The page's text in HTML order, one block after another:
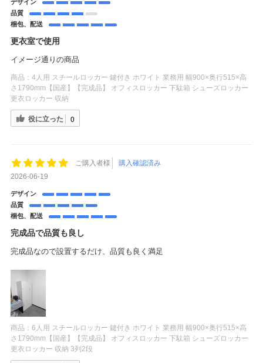
デザイン
品質
梱包、配送
更衣室で使用
イメージ通りの商品
商品： 4人用 スチールロッカー 鍵付き ホワイト 業務用 幅900×奥行515×高
さ1790mm【国産】【完成品】 オフィスロッカー 下駄箱 シューズロッカー
更衣ロッカー 収納
役に立った 0
ご購入者様
購入確認済み
2026-06-19
デザイン
品質
梱包、配送
完成品で品質も良し
完成品なので設置するだけ、品質も良く満足
商品： 6人用 スチールロッカー 鍵付き ホワイト 業務用 幅900×奥行515×高
さ1790mm【国産】【完成品】 オフィスロッカー 下駄箱 シューズロッカー
更衣ロッカー 収納 3列2段